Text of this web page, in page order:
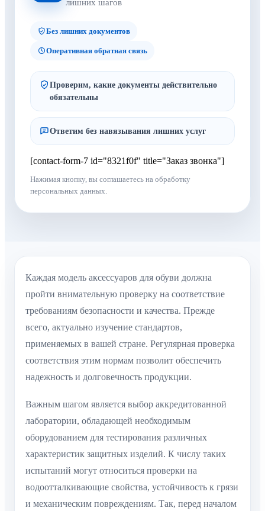
лишних шагов
Без лишних документов
Оперативная обратная связь
Проверим, какие документы действительно
обязательны
Ответим без навязывания лишних услуг
[contact-form-7 id="8321f0f" title="Заказ звонка"]
Нажимая кнопку, вы соглашаетесь на обработку
персональных данных.
Каждая модель аксессуаров для обуви должна
пройти внимательную проверку на соответствие
требованиям безопасности и качества. Прежде
всего, актуально изучение стандартов,
применяемых в вашей стране. Регулярная проверка
соответствия этим нормам позволит обеспечить
надежность и долговечность продукции.
Важным шагом является выбор аккредитованной
лаборатории, обладающей необходимым
оборудованием для тестирования различных
характеристик защитных изделий. К числу таких
испытаний могут относиться проверки на
водоотталкивающие свойства, устойчивость к грязи
и механическим повреждениям. Так, перед началом